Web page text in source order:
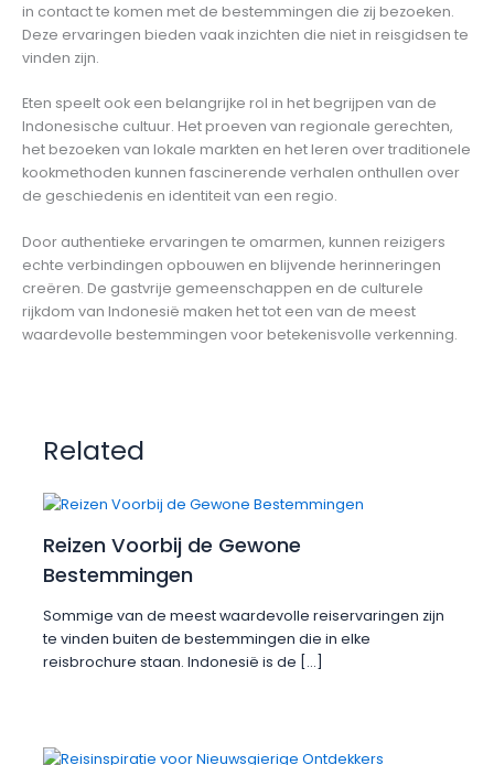
in contact te komen met de bestemmingen die zij bezoeken.
Deze ervaringen bieden vaak inzichten die niet in reisgidsen te
vinden zijn.
Eten speelt ook een belangrijke rol in het begrijpen van de
Indonesische cultuur. Het proeven van regionale gerechten,
het bezoeken van lokale markten en het leren over traditionele
kookmethoden kunnen fascinerende verhalen onthullen over
de geschiedenis en identiteit van een regio.
Door authentieke ervaringen te omarmen, kunnen reizigers
echte verbindingen opbouwen en blijvende herinneringen
creëren. De gastvrije gemeenschappen en de culturele
rijkdom van Indonesië maken het tot een van de meest
waardevolle bestemmingen voor betekenisvolle verkenning.
Related
Reizen Voorbij de Gewone
Bestemmingen
Sommige van de meest waardevolle reiservaringen zijn
te vinden buiten de bestemmingen die in elke
reisbrochure staan. Indonesië is de […]